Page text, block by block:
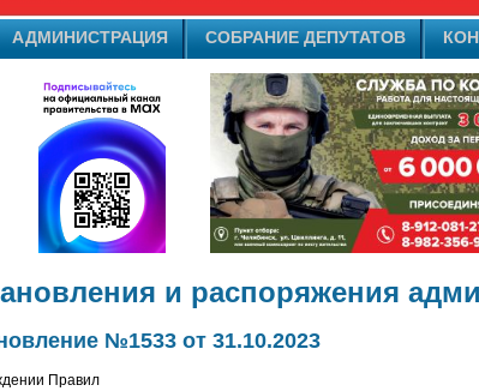
АДМИНИСТРАЦИЯ СОБРАНИЕ ДЕПУТАТОВ
и распоряжения
№1533 от 31.10.2023
Правил